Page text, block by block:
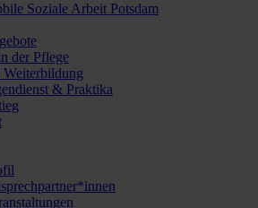
Soziale Arbeit Potsdam
der Pflege
Weiterbildung
& Praktika